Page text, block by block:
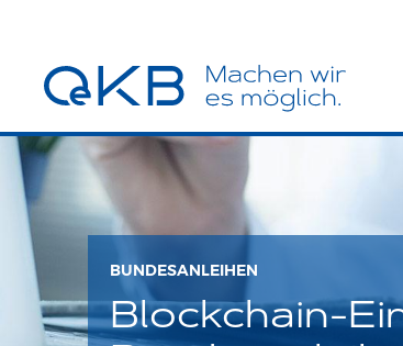
BUNDESANLEIHEN
Blockchain-